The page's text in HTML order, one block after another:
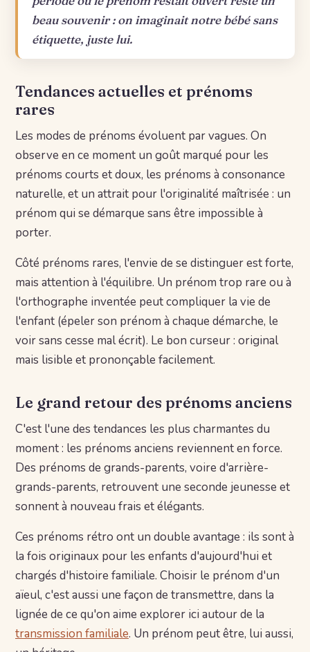
beau souvenir : on imaginait notre bébé sans
étiquette, juste lui.
Tendances actuelles et prénoms
rares
Les modes de prénoms évoluent par vagues. On
observe en ce moment un goût marqué pour les
prénoms courts et doux, les prénoms à consonance
naturelle, et un attrait pour l'originalité maîtrisée : un
prénom qui se démarque sans être impossible à
porter.
Côté prénoms rares, l'envie de se distinguer est forte,
mais attention à l'équilibre. Un prénom trop rare ou à
l'orthographe inventée peut compliquer la vie de
l'enfant (épeler son prénom à chaque démarche, le
voir sans cesse mal écrit). Le bon curseur : original
mais lisible et prononçable facilement.
Le grand retour des prénoms anciens
C'est l'une des tendances les plus charmantes du
moment : les prénoms anciens reviennent en force.
Des prénoms de grands-parents, voire d'arrière-
grands-parents, retrouvent une seconde jeunesse et
sonnent à nouveau frais et élégants.
Ces prénoms rétro ont un double avantage : ils sont à
la fois originaux pour les enfants d'aujourd'hui et
chargés d'histoire familiale. Choisir le prénom d'un
aïeul, c'est aussi une façon de transmettre, dans la
lignée de ce qu'on aime explorer ici autour de la
transmission familiale. Un prénom peut être, lui aussi,